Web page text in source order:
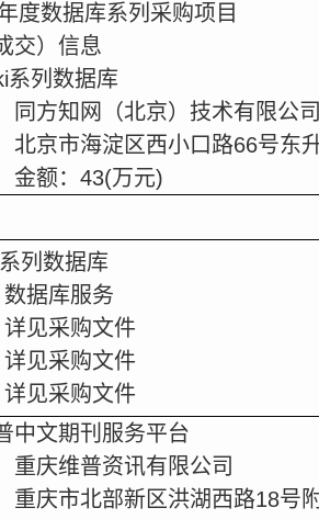
度数据库系列采购项目
交）信息
系列数据库
同方知网（北京）技术有限公
北京市海淀区西小口路66号东
金额： 43(万元)
系列数据库
据库服务
见采购文件
见采购文件
见采购文件
中文期刊服务平台
重庆维普资讯有限公司
重庆市北部新区洪湖西路18号